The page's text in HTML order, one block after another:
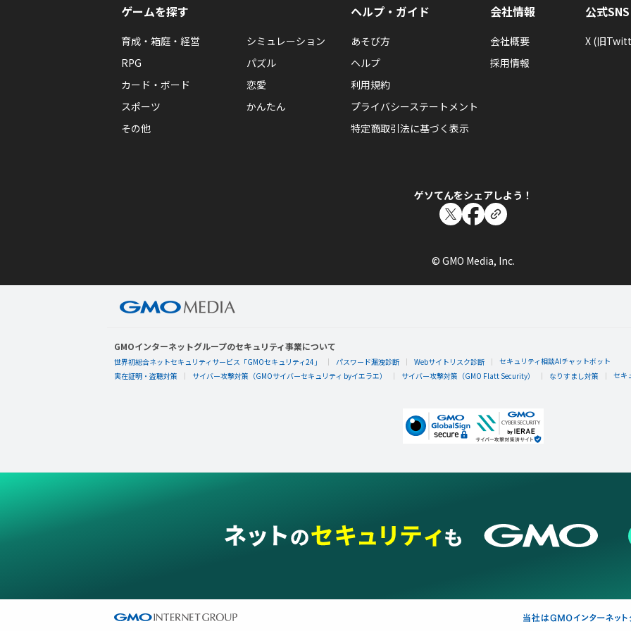
ゲームを探す
育成・箱庭・経営
シミュレーション
RPG
パズル
カード・ボード
恋愛
スポーツ
かんたん
その他
ヘルプ・ガイド
あそび方
ヘルプ
利用規約
プライバシーステートメント
特定商取引法に基づく表示
会社情報
会社概要
採用情報
公式SNS
X (旧
ゲソてんをシェアしよう！
© GMO Media, Inc.
GMOインターネットグループのセキュリティ事業について
世界初総合ネットセキュリティサービス「GMOセキュリティ24」 パスワード漏洩診断 Webサイトリスク診断
セキュリティ相談AIチャットボット
実在証明・盗聴対策
サイバー攻撃対策（GMOサイバーセキュリティ byイエラエ） サイバー攻撃対策（GMO Flatt Security） なりすまし対策 セキ